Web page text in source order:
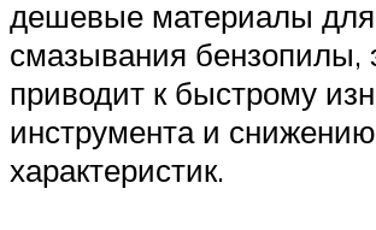
дешевые материалы для
смазывания бензопилы,
приводит к быстрому
инструмента и
характеристик.